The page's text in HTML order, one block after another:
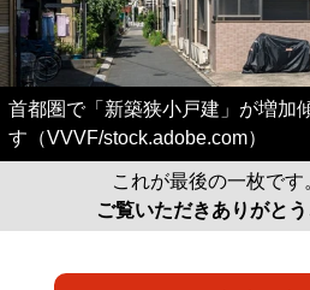
首都圏で「新築狭小戸建」が増
す（VVVF/stock.adobe.com）
これが最後の一枚です
ご覧いただきありがとう